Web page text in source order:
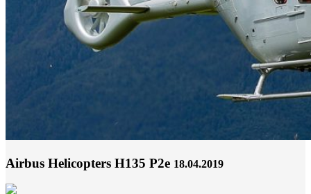
Airbus Helicopters H135 P2e 18.04.2019